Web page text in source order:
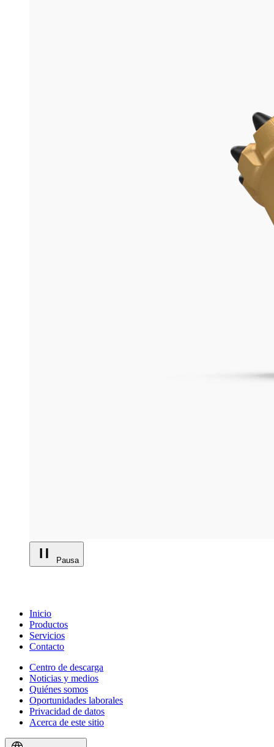
Pausa
Inicio
Productos
Servicios
Contacto
Centro de descarga
Noticias y medios
Quiénes somos
Oportunidades laborales
Privacidad de datos
Acerca de este sitio